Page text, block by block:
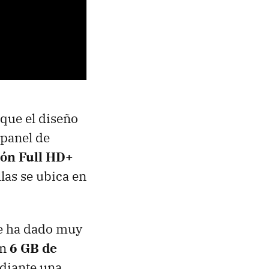
el diseño
de
Full HD+
se ubica en
ha dado muy
6 GB de